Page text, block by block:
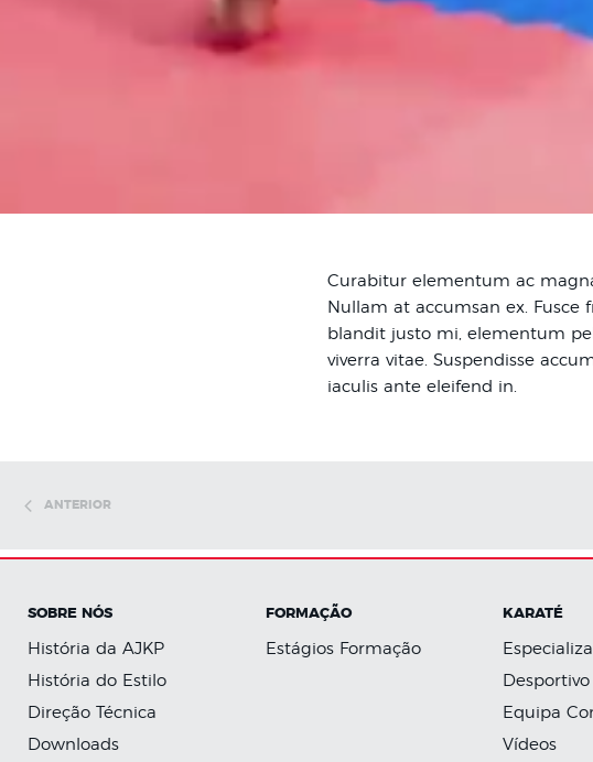
Curabitur elementum ac
Nullam at accumsan ex.
blandit justo mi, elementum
viverra vitae. Suspendisse
iaculis ante eleifend in.
ANTERIOR
SOBRE NÓS
História da AJKP
História do Estilo
Direção Técnica
Downloads
FORMAÇÃO
Estágios Formação
KARATÉ
Desportivo
Equipa
Vídeos